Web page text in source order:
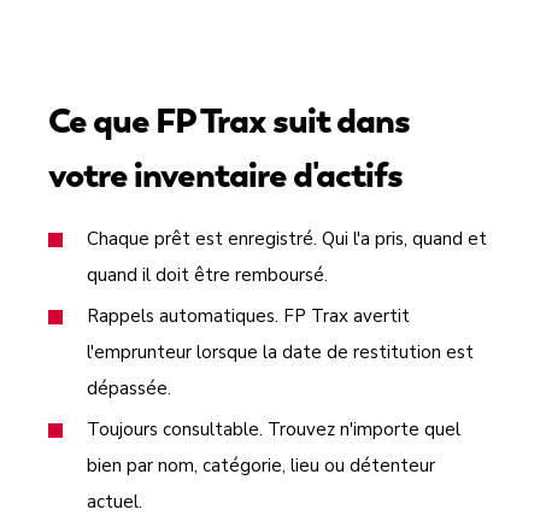
Ce que FP Trax suit dans
votre inventaire d'actifs
Chaque prêt est enregistré. Qui l'a pris, quand et
quand il doit être remboursé.
Rappels automatiques. FP Trax avertit
l'emprunteur lorsque la date de restitution est
dépassée.
Toujours consultable. Trouvez n'importe quel
bien par nom, catégorie, lieu ou détenteur
actuel.